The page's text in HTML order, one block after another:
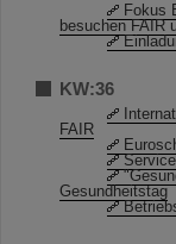
Fokus
besuchen FAIR
KW:36
FAIR
Gesundheitstag